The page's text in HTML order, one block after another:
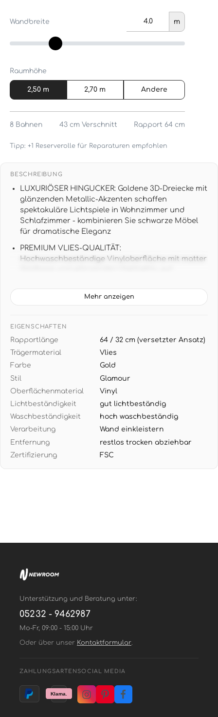
Wandbreite m
Raumhöhe
2,50 m 2,70 m Andere
8 Bahnen 43 cm Verschnitt Rapport 64 cm
Tipp: +1 Reserverolle für Reparaturen empfohlen
BESCHREIBUNG
LUXURIÖSER HINGUCKER: Goldene 3D-Dreiecke mit
glänzenden Metallic-Akzenten schaffen
spektakuläre Lichtspiele in Wohnzimmer und
Schlafzimmer - kombinieren Sie schwarze Möbel
für dramatische Eleganz
PREMIUM VLIES-QUALITÄT:
Hochwaschbeständige Vinyloberfläche mit matter
langanhaltende Brillanz
ROLLENMASSE: 10,05 m x 0,53 m entspricht 5,33 m²
für perfekte Musteranordnung
GLAMOUR-DESIGN: Geometrische Dreiecksstruktur
in mattem und glänzendem Gold verleiht Räumen
luxuriöse Tiefe - harmoniert perfekt mit dunklen
Holztönen und Messingdetails
EINFACHE VERARBEITUNG: Wand einkleistern,
Tapete direkt aufbringen, restlos trocken
abziehbar für mühelosen Wechsel ohne
Rückstände
Mehr anzeigen
EIGENSCHAFTEN
Rapportlänge
64 / 32 cm (versetzter Ansatz)
Trägermaterial
Vlies
Farbe
Gold
Stil
Glamour
Oberflächenmaterial
Vinyl
Lichtbeständigkeit
gut lichtbeständig
Waschbeständigkeit
hoch waschbeständig
Verarbeitung
Wand einkleistern
Entfernung
restlos trocken abziehbar
Zertifizierung
FSC
Unterstützung und Beratung unter:
05232 - 9462987
Mo-Fr, 09:00 - 15:00 Uhr
Oder über unser Kontaktformular.
ZAHLUNGSARTEN SOCIAL MEDIA